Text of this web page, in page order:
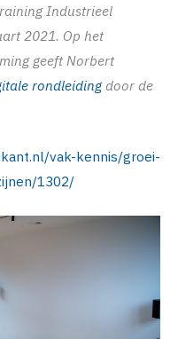
Industrieel
2021. Op het
geeft Norbert
rondleidingdoor de
vak-kennis/groei-
1302/